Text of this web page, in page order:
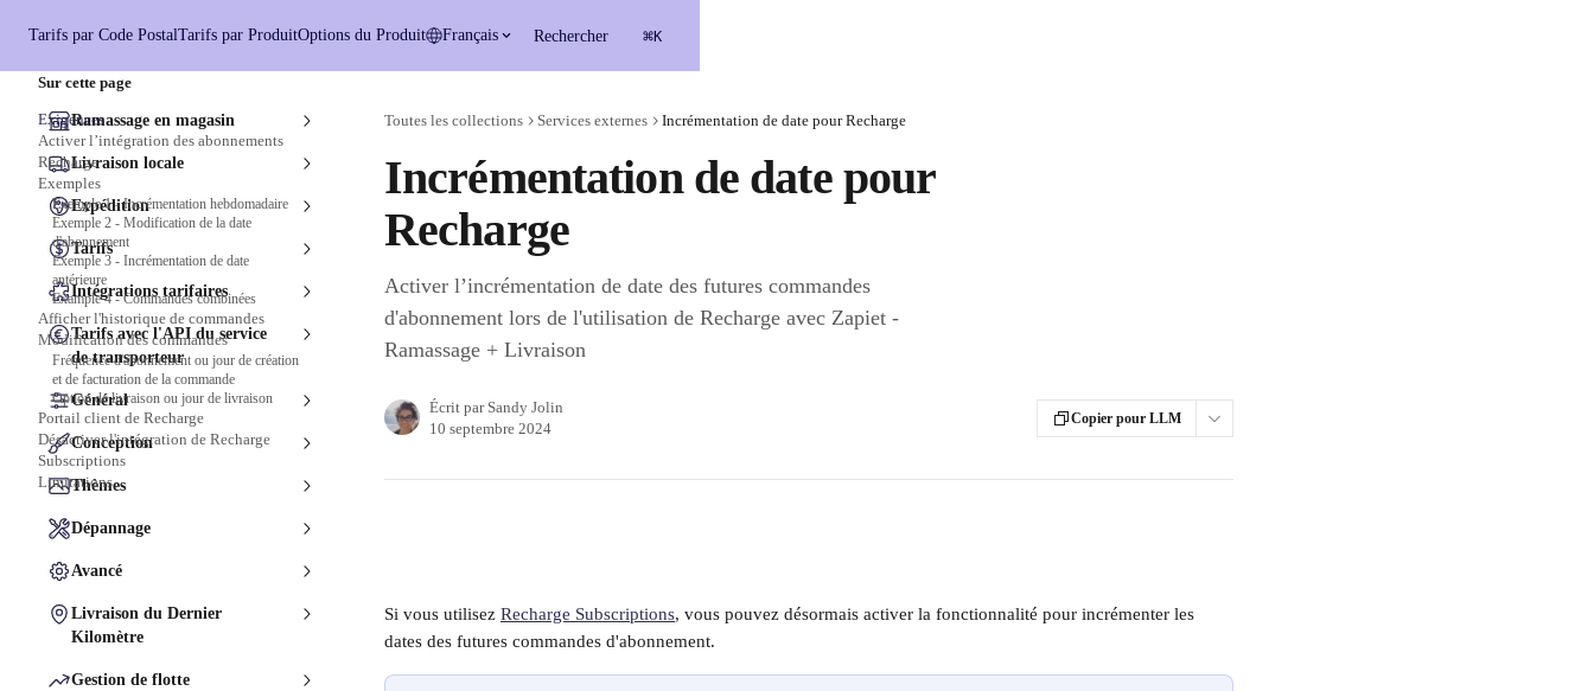
Tarifs par Code PostalTarifs par ProduitOptions du Produit Français Rechercher ⌘K
Ramassage en magasin
Livraison locale
Expédition
Tarifs
Intégrations tarifaires
Tarifs avec l'API du service
de transporteur
Général
Conception
Thèmes
Dépannage
Avancé
Livraison du Dernier
Kilomètre
Gestion de flotte
Toutes les collections Services externes Incrémentation de date pour Recharge
Incrémentation de date pour
Recharge
Activer l’incrémentation de date des futures commandes
d'abonnement lors de l'utilisation de Recharge avec Zapiet -
Ramassage + Livraison
Écrit par Sandy Jolin
10 septembre 2024
Copier pour LLM
Si vous utilisez Recharge Subscriptions, vous pouvez désormais activer la fonctionnalité pour incrémenter les
dates des futures commandes d'abonnement.
Sur cette page
Exigences
Activer l’intégration des abonnements
Recharge
Exemples
Exemple 1 - Incrémentation hebdomadaire
Exemple 2 - Modification de la date
d'abonnement
Exemple 3 - Incrémentation de date
antérieure
Example 4 - Commandes combinées
Afficher l'historique de commandes
Modification des commandes
Fréquence d'abonnement ou jour de création
et de facturation de la commande
Option de livraison ou jour de livraison
Portail client de Recharge
Désactiver l'intégration de Recharge
Subscriptions
Limitations